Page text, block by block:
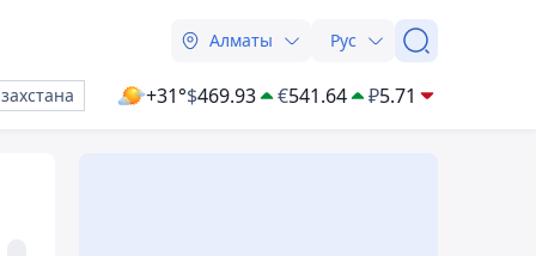
Алматы Рус
+31°$469.93 €541.64 ₽5.71